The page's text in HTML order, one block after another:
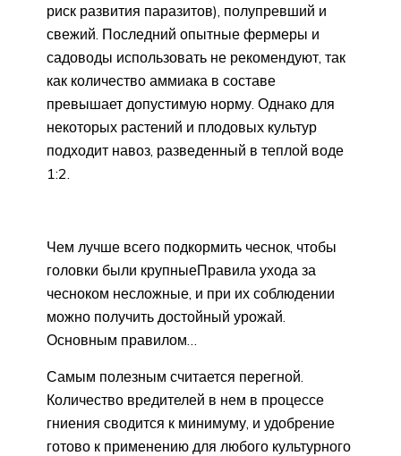
риск развития паразитов), полупревший и
свежий. Последний опытные фермеры и
садоводы использовать не рекомендуют, так
как количество аммиака в составе
превышает допустимую норму. Однако для
некоторых растений и плодовых культур
подходит навоз, разведенный в теплой воде
1:2.
Чем лучше всего подкормить чеснок, чтобы
головки были крупныеПравила ухода за
чесноком несложные, и при их соблюдении
можно получить достойный урожай.
Основным правилом…
Самым полезным считается перегной.
Количество вредителей в нем в процессе
гниения сводится к минимуму, и удобрение
готово к применению для любого культурного